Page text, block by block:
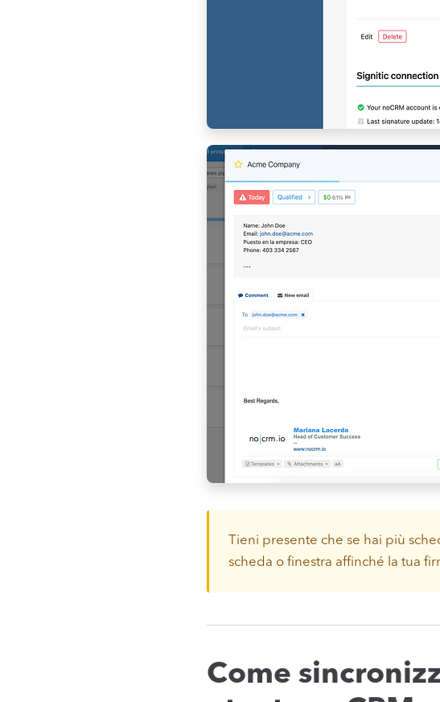
Tieni presente che se hai più
scheda o finestra affinché la tua
Come